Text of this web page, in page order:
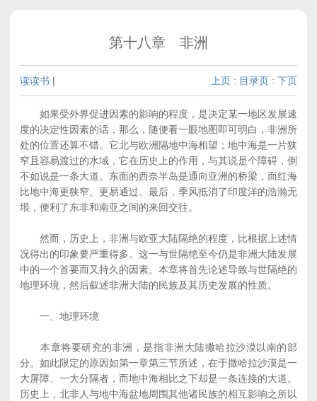
第十八章 非洲
读读书 | 上页 : 目录页 : 下页
如果受外界促进因素的影响的程度，是决定某一地区发展速
度的决定性因素的话，那么，随便看一眼地图即可明白，非洲所
处的位置还算不错。它北与欧洲隔地中海相望；地中海是一片狭
窄且容易渡过的水域，它在历史上的作用，与其说是个障碍，倒
不如说是一条大道。东面的西奈半岛是通向亚洲的桥梁，而红海
比地中海更狭窄、更易通过。最后，季风抵消了印度洋的浩瀚无
垠，便利了东非和南亚之间的来回交往。
然而，历史上，非洲与欧亚大陆隔绝的程度，比根据上述情
况得出的印象要严重得多。这一与世隔绝至今仍是非洲大陆发展
中的一个首要而又持久的因素。本章将首先论述导致与世隔绝的
地理环境，然后叙述非洲大陆的民族及其历史发展的性质。
一、地理环境
本章将要研究的非洲，是指非洲大陆撒哈拉沙漠以南的部
分。如此限定的原因如第一章第三节所述，在于撒哈拉沙漠是一
大屏障、一大分隔者，而地中海相比之下却是一条连接的大道。
历史上，北非人与地中海盆地周围其他诸民族的相互影响之所以